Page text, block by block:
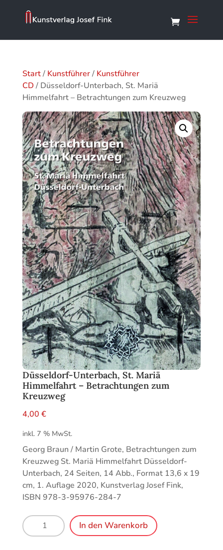
Start/ Kunstführer/ Kunstführer
CD / Düsseldorf-Unterbach, St. Mariä
Himmelfahrt – Betrachtungen zum Kreuzweg
Düsseldorf-Unterbach, St. Mariä
Himmelfahrt – Betrachtungen zum
Kreuzweg
4,00 €
inkl. 7 % MwSt.
Georg Braun / Martin Grote, Betrachtungen zum
Kreuzweg St. Mariä Himmelfahrt Düsseldorf-
Unterbach, 24 Seiten, 14 Abb., Format 13,6 x 19
cm, 1. Auflage 2020, Kunstverlag Josef Fink,
ISBN 978-3-95976-284-7
Düsseldorf-
Unterbach,
In den Warenkorb